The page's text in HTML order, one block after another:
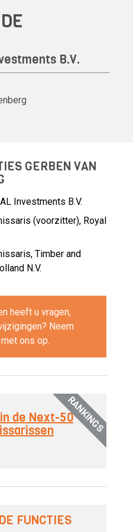
B.V.
GERBEN VAN
Investments B.V.
(voorzitter), Royal
Timber and
N.V.
heeft u vragen,
Neem
met ons op.
RANKINGS
de Next-50
FUNCTIES